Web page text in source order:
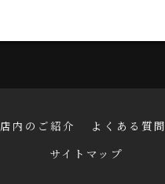
店内のご紹介 よくある質問
サイトマップ